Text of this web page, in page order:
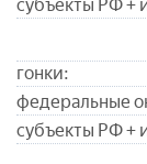
субъекты РФ +
гонки:
федеральные
субъекты РФ +